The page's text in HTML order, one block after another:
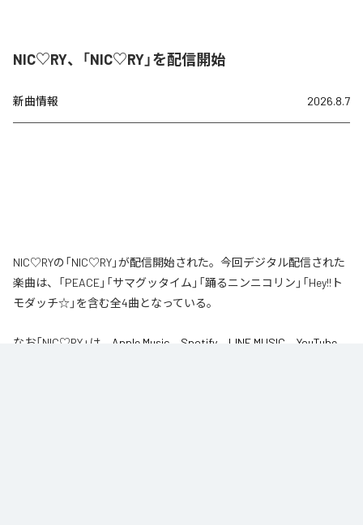
NIC♡RY、「NIC♡RY」を配信開始
新曲情報 2026.8.7
NIC♡RYの「NIC♡RY」が配信開始された。今回デジタル配信された
楽曲は、「PEACE」「サマグッタイム」「踊るニンニコリン」「Hey!!ト
モダッチ☆」を含む全4曲となっている。
なお「NIC♡RY」は、 Apple Music Spotify LINE MUSIC
YouTube